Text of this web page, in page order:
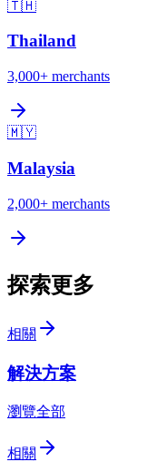
🇹🇭
Thailand
3,000+ merchants
🇲🇾
Malaysia
2,000+ merchants
探索更多
相關
解決方案
瀏覽全部
相關